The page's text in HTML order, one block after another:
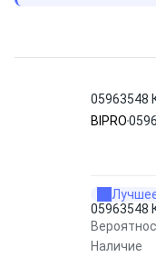
05963548
BIPRO
05963548
Наличие